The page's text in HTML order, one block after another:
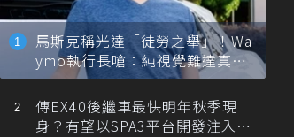
馬斯克稱光達「徒勞之舉」！Wa
ymo執行長嗆：純視覺難達真正
自動駕駛
傳EX40後繼車最快明年秋季現
身？有望以SPA3平台開發注入80